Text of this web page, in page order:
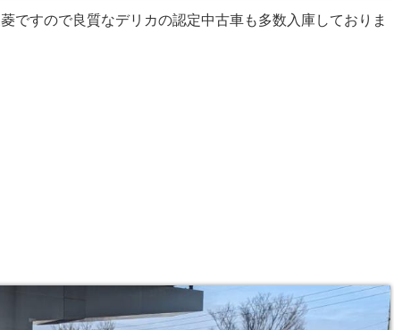
ですので良質なデリカの認定中古車も多数入庫しておりま